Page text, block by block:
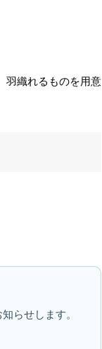
羽織れるものを用意
らせします。